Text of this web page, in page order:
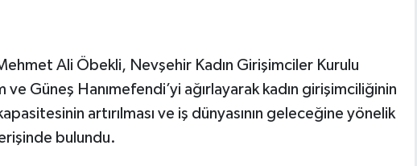
Ali Öbekli, Nevşehir Kadın Girişimciler Kurulu
ve Güneş Hanımefendi’yi ağırlayarak kadın girişimciliğinin
artırılması ve iş dünyasının geleceğine yönelik
bulundu.